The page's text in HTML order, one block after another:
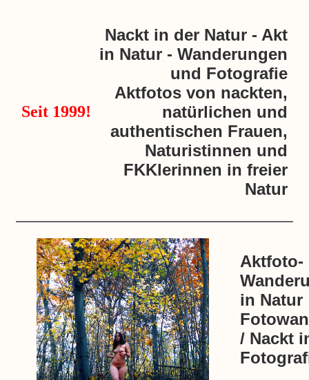
Seit 1999!
Nackt in der Natur - Akt
in Natur - Wanderungen
und Fotografie
Aktfotos von nackten,
natürlichen und
authentischen Frauen,
Naturistinnen und
FKKlerinnen in freier
Natur
Aktfoto-
in Natur
/ Nackt